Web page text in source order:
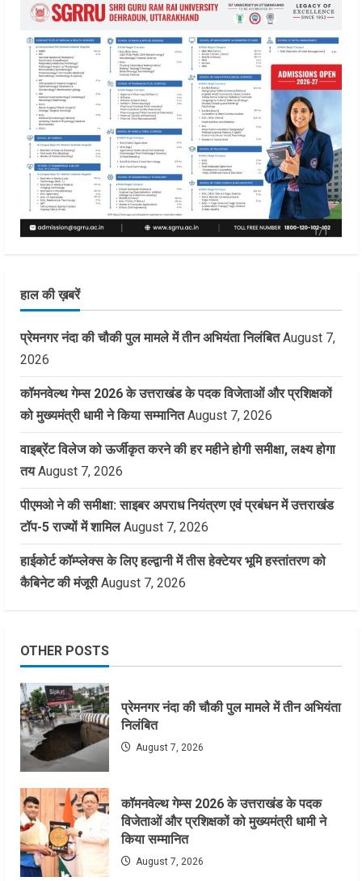
हाल की ख़बरें
प्रेमनगर नंदा की चौकी पुल मामले में तीन अभियंता निलंबित August 7,
2026
कॉमनवेल्थ गेम्स 2026 के उत्तराखंड के पदक विजेताओं और प्रशिक्षकों
को मुख्यमंत्री धामी ने किया सम्मानित August 7, 2026
वाइब्रेंट विलेज को ऊर्जीकृत करने की हर महीने होगी समीक्षा, लक्ष्य होगा
तय August 7, 2026
पीएमओ ने की समीक्षा: साइबर अपराध नियंत्रण एवं प्रबंधन में उत्तराखंड
टॉप-5 राज्यों में शामिल August 7, 2026
हाईकोर्ट कॉम्प्लेक्स के लिए हल्द्वानी में तीस हेक्टेयर भूमि हस्तांतरण को
कैबिनेट की मंजूरी August 7, 2026
OTHER POSTS
प्रेमनगर नंदा की चौकी पुल मामले में तीन अभियंता
निलंबित
August 7, 2026
कॉमनवेल्थ गेम्स 2026 के उत्तराखंड के पदक
विजेताओं और प्रशिक्षकों को मुख्यमंत्री धामी ने
किया सम्मानित
August 7, 2026